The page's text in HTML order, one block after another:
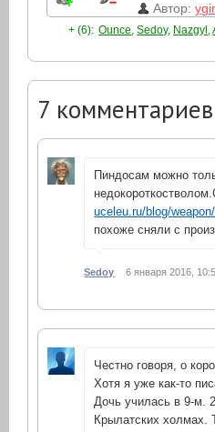
Автор:
+ (6): Ounce,Sedoy, Nazgyl ,
7 комментариев
Пиндосам можно
uceleu.ru/blog/
похоже сняли с
Sedoy 6 января 2016,
Честно говоря, о
Хотя я уже как-то
Дочь училась в 9-м.
Крылатских холмах.